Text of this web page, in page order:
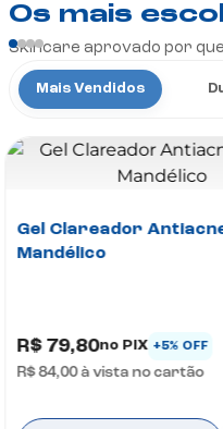
Os mais
Skincare aprovado por
Mais Vendidos
Gel Clareador
Mandélico
R$ 79,80no PIX +5% OFF
R$ 84,00à vista no cartão